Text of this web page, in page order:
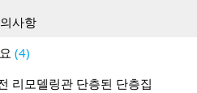
사항
(4)
리모델링관 단층된 단층집